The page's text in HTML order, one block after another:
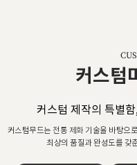
커스텀
커스텀 제작의 특별
커스텀무드는 전통 제화 기술을 바탕으
최상의 품질과 완성도를 갖